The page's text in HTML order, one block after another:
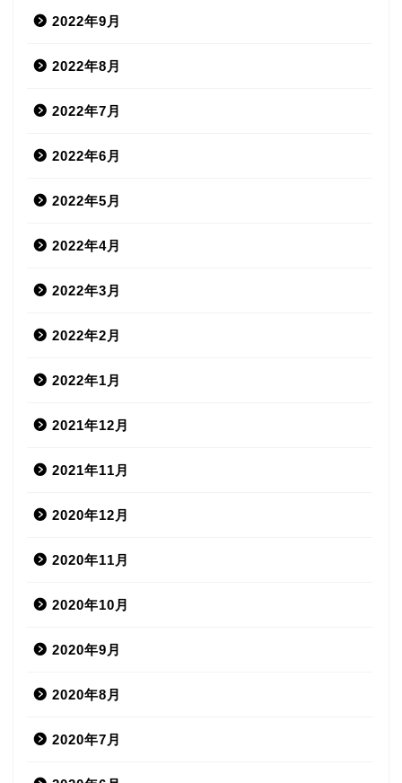
2022年9月
2022年8月
2022年7月
2022年6月
2022年5月
2022年4月
2022年3月
2022年2月
2022年1月
2021年12月
2021年11月
2020年12月
2020年11月
2020年10月
2020年9月
2020年8月
2020年7月